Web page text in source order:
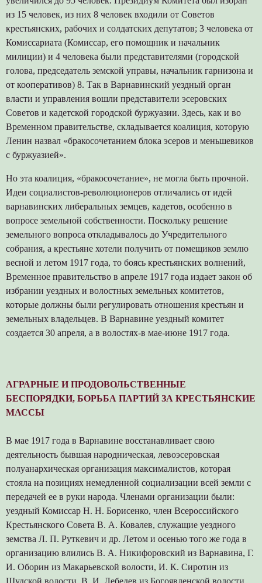
из 15 человек, из них 8 человек входили от Советов
крестьянских, рабочих и солдатских депутатов; 3 человека от
Комиссариата (Комиссар, его помощник и начальник
милиции) и 4 человека были представителями (городской
голова, председатель земской управы, начальник гарнизона и
от кооперативов) 8. Так в Варнавинский уездный орган
власти и управления вошли представители эсеровских
Советов и кадетской городской буржуазии. Здесь, как и во
Временном правительстве, складывается коалиция, которую
Ленин назвал «бракосочетанием блока эсеров и меньшевиков
с буржуазией».
Но эта коалиция, «бракосочетание», не могла быть прочной.
Идеи социалистов-революционеров отличались от идей
варнавинских либеральных земцев, кадетов, особенно в
вопросе земельной собственности. Поскольку решение
земельного вопроса откладывалось до Учредительного
собрания, а крестьяне хотели получить от помещиков землю
весной и летом 1917 года, то боясь крестьянских волнений,
Временное правительство в апреле 1917 года издает закон об
избрании уездных и волостных земельных комитетов,
которые должны были регулировать отношения крестьян и
земельных владельцев. В Варнавине уездный комитет
создается 30 апреля, а в волостях-в мае-июне 1917 года.
АГРАРНЫЕ И ПРОДОВОЛЬСТВЕННЫЕ
БЕСПОРЯДКИ, БОРЬБА ПАРТИЙ ЗА КРЕСТЬЯНСКИЕ
МАССЫ
В мае 1917 года в Варнавине восстанавливает свою
деятельность бывшая народническая, левоэсеровская
полуанархическая организация максималистов, которая
стояла на позициях немедленной социализации всей земли с
передачей ее в руки народа. Членами организации были:
уездный Комиссар Н. Н. Борисенко, член Всероссийского
Крестьянского Совета В. А. Ковалев, служащие уездного
земства Л. П. Руткевич и др. Летом и осенью того же года в
организацию влились В. А. Никифоровский из Варнавина, Г.
И. Оборин из Макарьевской волости, И. К. Сиротин из